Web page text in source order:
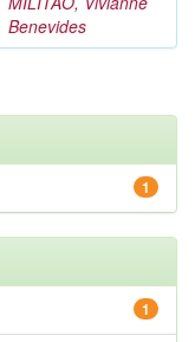
Benevides
1
1